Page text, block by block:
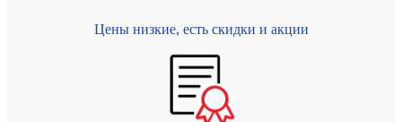
Цены низкие, есть скидки и акции